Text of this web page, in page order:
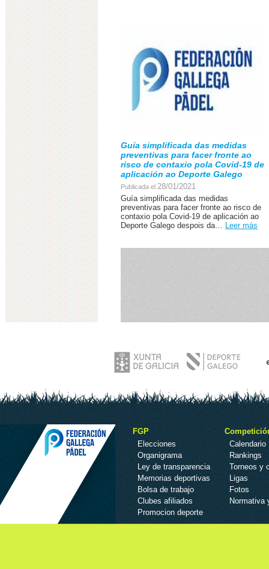
Guía simplificada das medidas
preventivas para facer fronte ao
risco de contaxio pola Covid-19 de
aplicación ao Deporte Galego
Publicada el 28/01/2021
Guía simplificada das medidas
preventivas para facer fronte ao risco de
contaxio pola Covid-19 de aplicación ao
Deporte Galego despois da… Leer más
FGP
Elecciones
Organigrama
Ley de transparencia
Memorias deportivas
Bolsa de trabajo
Clubes afiliados
Promocion deporte
Calendario
Rankings
Torneos y
Ligas
Fotos
Normativa